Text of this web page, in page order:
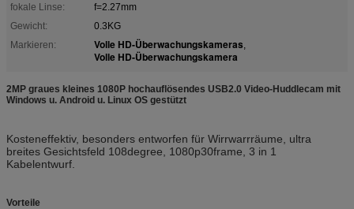
fokale Linse:
f=2.27mm
Gewicht:
0.3KG
Markieren:
Volle HD-Überwachungskameras,
Volle HD-Überwachungskamera
2MP graues kleines 1080P hochauflösendes USB2.0 Video-Huddlecam mit
Windows u. Android u. Linux OS gestützt
Kosteneffektiv, besonders entworfen für Wirrwarrräume, ultra
breites Gesichtsfeld 108degree, 1080p30frame, 3 in 1
Kabelentwurf.
Vorteile